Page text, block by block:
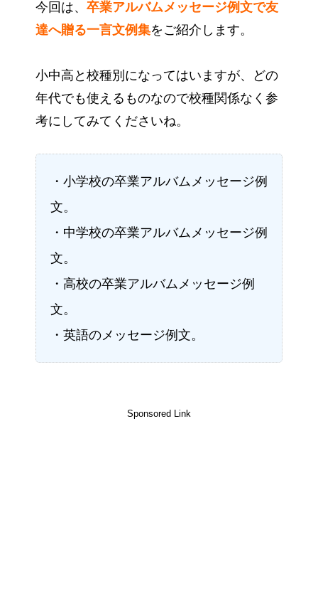
今回は、 卒業アルバムメッセージ例文で友
達へ贈る一言文例集をご紹介します。
小中高と校種別になってはいますが、どの
年代でも使えるものなので校種関係なく参
考にしてみてくださいね。
・小学校の卒業アルバムメッセージ例
文。
・中学校の卒業アルバムメッセージ例
文。
・高校の卒業アルバムメッセージ例
文。
・英語のメッセージ例文。
Sponsored Link